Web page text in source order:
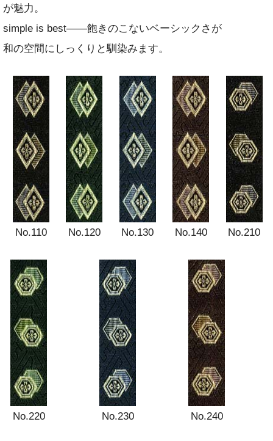
が魅力。
simple is best――飽きのこないベーシックさが
和の空間にしっくりと馴染みます。
No.110 No.120 No.130 No.140 No.210
No.220 No.230 No.240